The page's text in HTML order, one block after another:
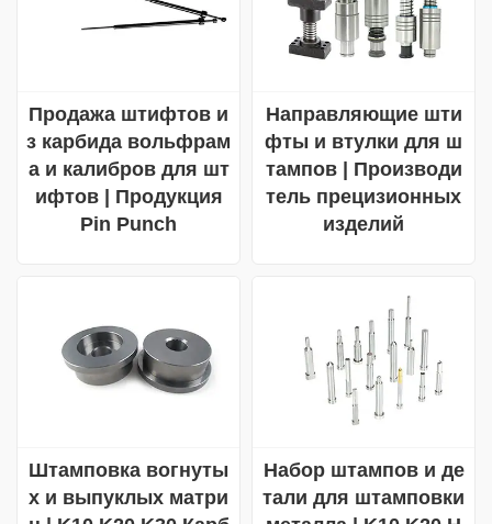
Продажа штифтов и
з карбида вольфрам
а и калибров для шт
ифтов | Продукция
Pin Punch
Направляющие шти
фты и втулки для ш
тампов | Производи
тель прецизионных
изделий
Штамповка вогнуты
х и выпуклых матри
Набор штампов и де
тали для штамповки